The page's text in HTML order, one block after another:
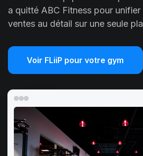
a quitté ABC Fitness pour
ventes au détail sur une seule
Voir FLiiP pour votre gym